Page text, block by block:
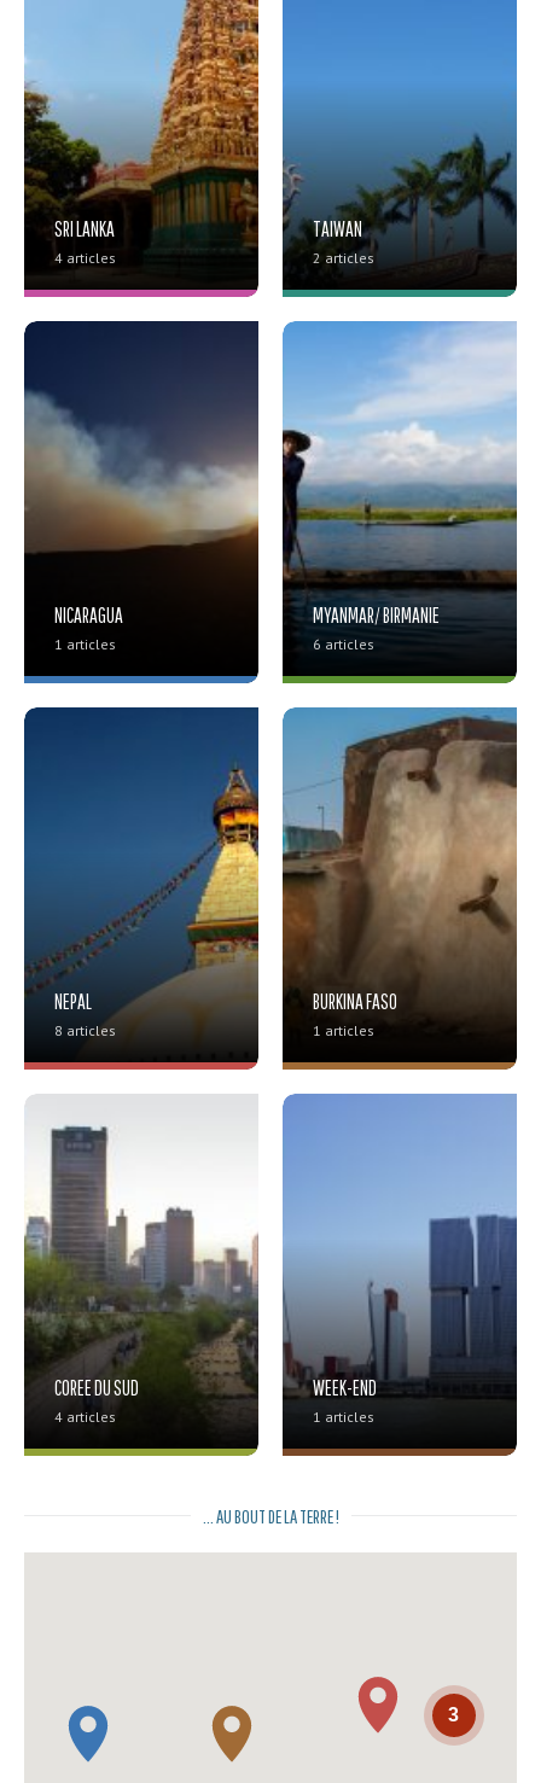
SRI LANKA
4 articles
TAIWAN
2 articles
NICARAGUA
1 articles
MYANMAR/ BIRMANIE
6 articles
NEPAL
8 articles
BURKINA FASO
1 articles
COREE DU SUD
4 articles
WEEK-END
1 articles
... AU BOUT DE LA TERRE !
3